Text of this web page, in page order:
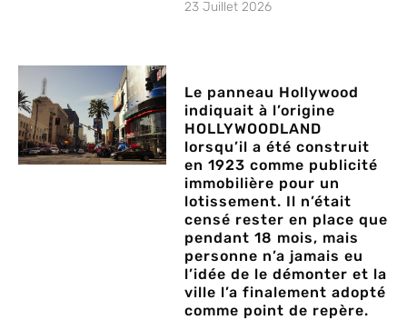
23 Juillet 2026
Le panneau Hollywood
indiquait à l’origine
HOLLYWOODLAND
lorsqu’il a été construit
en 1923 comme publicité
immobilière pour un
lotissement. Il n’était
censé rester en place que
pendant 18 mois, mais
personne n’a jamais eu
l’idée de le démonter et la
ville l’a finalement adopté
comme point de repère.